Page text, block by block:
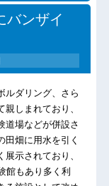
バンザイ
ルダリング、さら
しまれており、
道場などが併設さ
田畑に用水を引く
示されており、
館もあり多く利